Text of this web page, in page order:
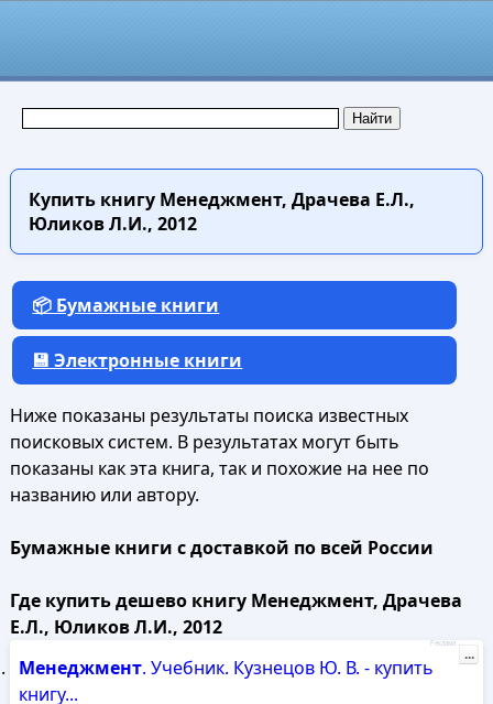
Купить книгуМенеджмент, Драчева Е.Л.,
Юликов Л.И., 2012
📦 Бумажные книги
💾 Электронные книги
Ниже показаны результаты поиска известных
поисковых систем. В результатах могут быть
показаны как эта книга, так и похожие на нее по
названию или автору.
Бумажные книги с доставкой по всей России
Где купить дешево книгу Менеджмент, Драчева
Е.Л., Юликов Л.И., 2012
Менеджмент. Учебник. Кузнецов Ю. В. - купить
книгу...
Реклама
...